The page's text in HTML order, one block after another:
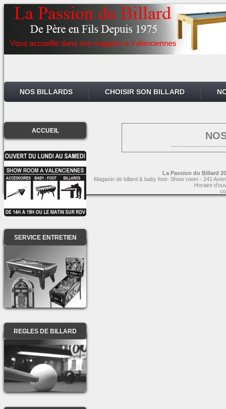
NOS BILLARDS CHOISIR SON BILLARD
ACCUEIL
SERVICE ENTRETIEN
REGLES DE BILLARD
La Passion du Billard
Magasin de billard & baby foot- Show room - 241
Horaire